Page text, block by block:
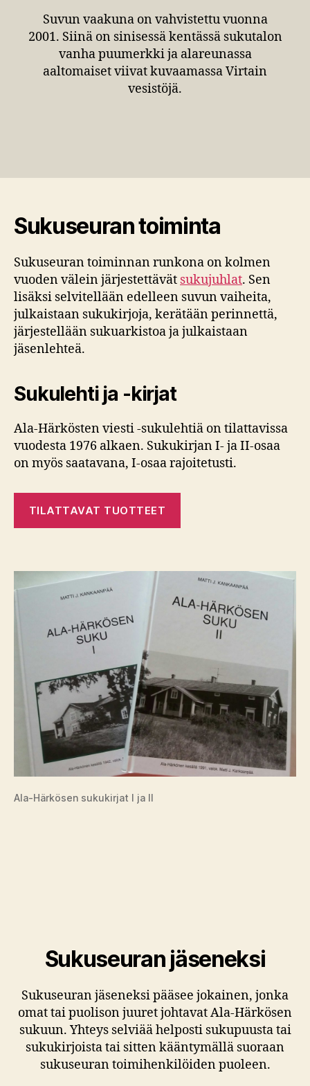
Suvun vaakuna on vahvistettu vuonna
2001. Siinä on sinisessä kentässä sukutalon
vanha puumerkki ja alareunassa
aaltomaiset viivat kuvaamassa Virtain
vesistöjä.
Sukuseuran toiminta
Sukuseuran toiminnan runkona on kolmen
vuoden välein järjestettävät sukujuhlat. Sen
lisäksi selvitellään edelleen suvun vaiheita,
julkaistaan sukukirjoja, kerätään perinnettä,
järjestellään sukuarkistoa ja julkaistaan
jäsenlehteä.
Sukulehti ja -kirjat
Ala-Härkösten viesti -sukulehtiä on tilattavissa
vuodesta 1976 alkaen. Sukukirjan I- ja II-osaa
on myös saatavana, I-osaa rajoitetusti.
TILATTAVAT TUOTTEET
Ala-Härkösen sukukirjat I ja II
Sukuseuran jäseneksi
Sukuseuran jäseneksi pääsee jokainen, jonka
omat tai puolison juuret johtavat Ala-Härkösen
sukuun. Yhteys selviää helposti sukupuusta tai
sukukirjoista tai sitten kääntymällä suoraan
sukuseuran toimihenkilöiden puoleen.